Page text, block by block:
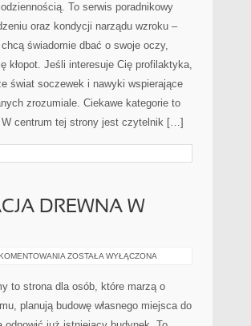
To serwis poradnikowy
oraz kondycji narządu wzroku –
świadomie dbać o swoje oczy,
kłopot. Jeśli interesuje Cię profilaktyka,
świat soczewek i nawyki wspierające
zrozumiale. Ciekawe kategorie to
centrum tej strony jest czytelnik […]
DREWNA W
KONSERWACJA
DREWNA
W
ZOSTAŁA WYŁĄCZONA
to strona dla osób, które marzą o
planują budowę własnego miejsca do